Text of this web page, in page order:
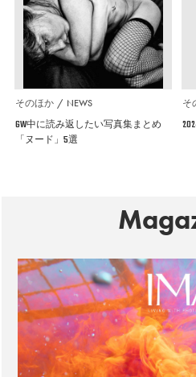
そのほか NEWS
GW中に読み返したい写真集まとめ
「ヌード」5選
そ